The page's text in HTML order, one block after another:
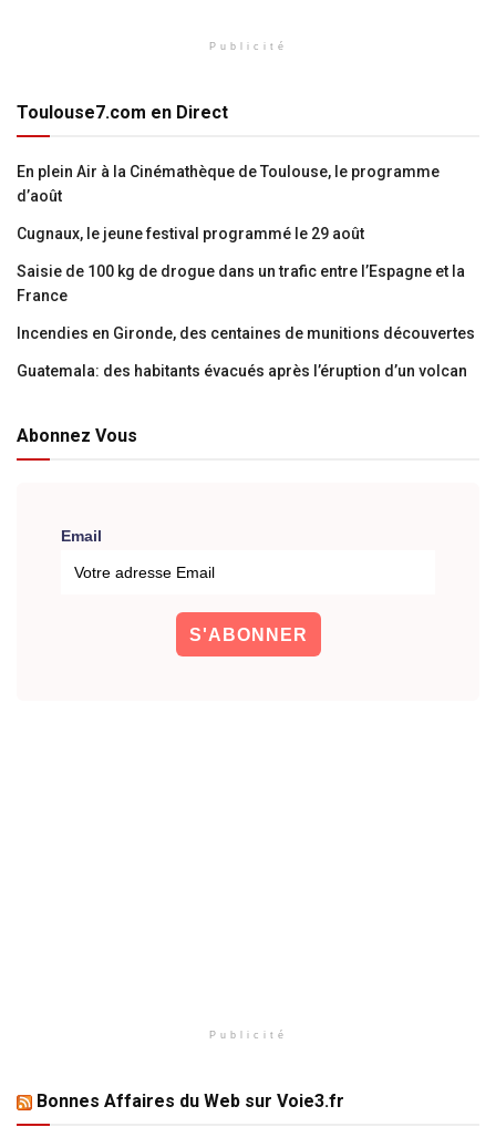
Publicité
Toulouse7.com en Direct
En plein Air à la Cinémathèque de Toulouse, le programme
d’août
Cugnaux, le jeune festival programmé le 29 août
Saisie de 100 kg de drogue dans un trafic entre l’Espagne et la
France
Incendies en Gironde, des centaines de munitions découvertes
Guatemala: des habitants évacués après l’éruption d’un volcan
Abonnez Vous
Email
Publicité
Bonnes Affaires du Web sur Voie3.fr